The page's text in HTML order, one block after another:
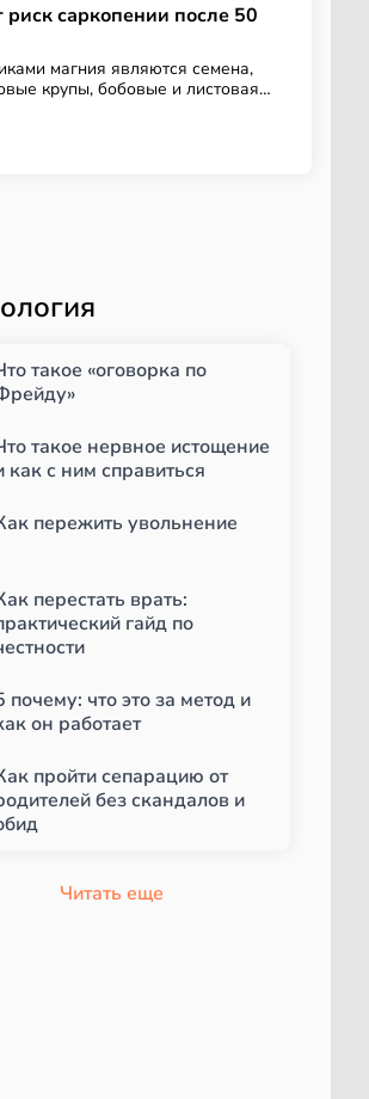
саркопении после 50
магния являются семена,
крупы, бобовые и листовая
такое «оговорка по
такое нервное истощение
как с ним справиться
пережить увольнение
перестать врать:
гайд по
почему: что это за метод и
он работает
пройти сепарацию от
без скандалов и
Читать еще